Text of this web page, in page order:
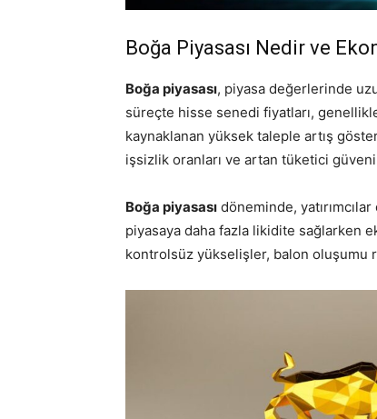
Boğa Piyasası Nedir ve
Boğa piyasası, piyasa değerlerinde
süreçte hisse senedi fiyatları,
kaynaklanan yüksek taleple artış
işsizlik oranları ve artan tüketici
Boğa piyasası döneminde,
piyasaya daha fazla likidite sağlarken
kontrolsüz yükselişler, balon oluşumu